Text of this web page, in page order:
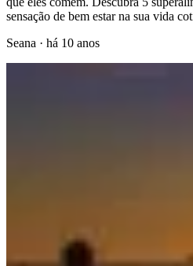
sensação de bem estar na sua vida
Seana · há 10 anos